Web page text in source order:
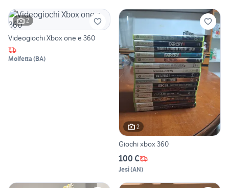
2
Videogiochi Xbox one e 360
Molfetta (BA)
2
Giochi xbox 360
100 €
Jesi(AN)